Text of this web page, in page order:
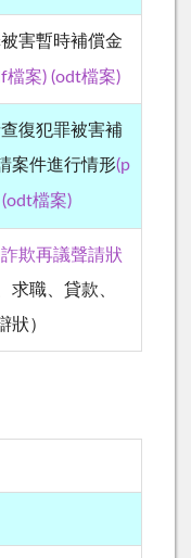
害暫時補償金
檔案) (odt檔案)
復犯罪被害補
案件進行情形(p
(odt檔案)
欺再議聲請狀
求職、貸款、
狀）